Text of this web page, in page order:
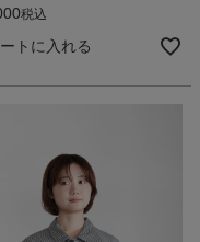
税込
トに入れる